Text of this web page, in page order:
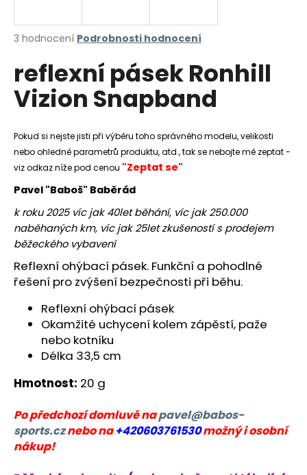
Průměrné
produktu
je
5,0
z
3 hodnocení Podrobnosti hodnocení
reflexní pásek Ronhill
Vizion Snapband
Pokud si nejste jisti při výběru toho správného modelu, velikosti
nebo ohledně parametrů produktu, atd., tak se nebojte mě zeptat -
viz odkaz níže pod cenou "Zeptat se"
Pavel "Baboš" Baběrád
k roku 2025 víc jak 40let běhání, víc jak 250.000
naběhaných km, víc jak 25let zkušeností s prodejem
běžeckého vybavení
Reflexní ohýbací pásek. Funkční a pohodlné
řešení pro zvýšení bezpečnosti při běhu.
Reflexní ohýbací pásek
Okamžité uchycení kolem zápěstí, paže
nebo kotníku
Délka 33,5 cm
Hmotnost: 20 g
Po předchozí domluvě napavel@babos-
sports.cznebo na+420603761530možný i osobní
nákup!
j
t
?
HLEDAT
D
o
p
o
r
e
BĚŽECKÁ
BUNDA
RONHILL
SUNDOWN